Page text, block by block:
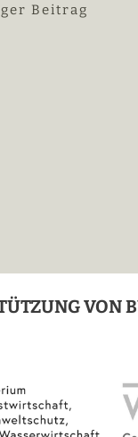
Beitrag
VON